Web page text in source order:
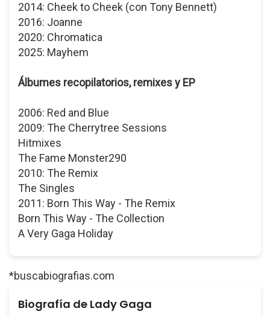
2014: Cheek to Cheek (con Tony Bennett)
2016: Joanne
2020: Chromatica
2025: Mayhem
Álbumes recopilatorios, remixes y EP
2006: Red and Blue
2009: The Cherrytree Sessions
Hitmixes
The Fame Monster290
2010: The Remix
The Singles
2011: Born This Way - The Remix
Born This Way - The Collection
A Very Gaga Holiday
*buscabiografias.com
Biografía de Lady Gaga